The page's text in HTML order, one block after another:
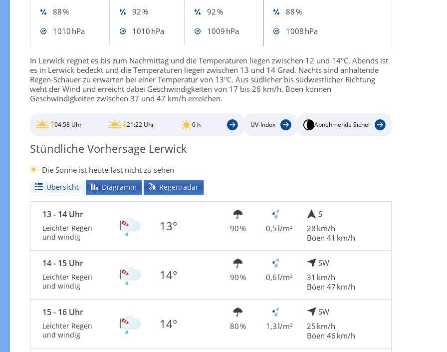
88 % 92 % 92 %
88 %
1010 hPa
1010 hPa 1009 hPa 1008 hPa
In Lerwick regnet es bis zum Nachmittag und die Temperaturen liegen zwischen 12 und 14°C. Abends ist
es in Lerwick bedeckt und die Temperaturen liegen zwischen 13 und 14 Grad. Nachts sind anhaltende
Regen-Schauer zu erwarten bei einer Temperatur von 13°C. Aus südlicher bis südwestlicher Richtung
weht der Wind und erreicht dabei Geschwindigkeiten von 17 bis 26 km/h. Böen können
Geschwindigkeiten zwischen 37 und 47 km/h erreichen.
04:58 Uhr 21:22 Uhr 0 h UV-Index Abnehmende Sichel
Stündliche Vorhersage Lerwick
Die Sonne ist heute fast nicht zu sehen
Übersicht Diagramm Regenradar
13 - 14 Uhr
Leichter Regen
und windig
13° 90 % 0,5 l/m²
S
28 km/h
Böen 41 km/h
14 - 15 Uhr
Leichter Regen
und windig
14° 90 % 0,6 l/m²
SW
31 km/h
Böen 47 km/h
15 - 16 Uhr
Leichter Regen
und windig
14° 80 % 1,3 l/m²
SW
25 km/h
Böen 46 km/h